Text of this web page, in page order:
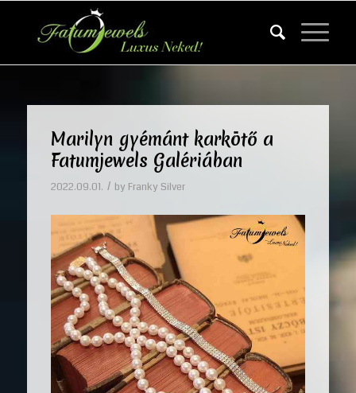
Marilyn gyémánt karkötő a
Fatumjewels Galériában
2022.09.01. / by Franky Silver